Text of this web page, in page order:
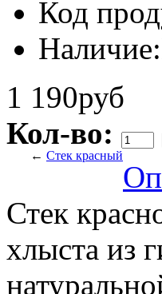
Код
Наличие:
1 190руб
Кол-во:
← Стек красный
Стек
хлыста из